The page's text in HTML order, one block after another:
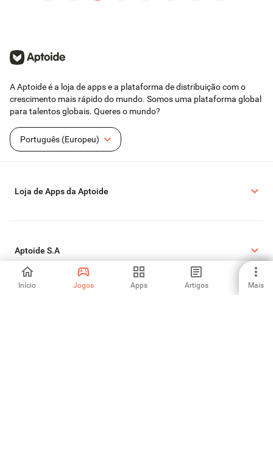
Início Jogos Apps Artigos Mais
A Aptoide é a loja de apps e a plataforma de distribuição com o
crescimento mais rápido do mundo. Somos uma plataforma global
para talentos globais. Queres o mundo?
Português (Europeu)
Loja de Apps da Aptoide
Aptoide S.A